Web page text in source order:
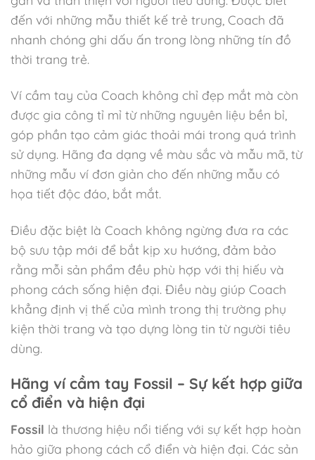
đến với những mẫu thiết kế trẻ trung, Coach đã
nhanh chóng ghi dấu ấn trong lòng những tín đồ
thời trang trẻ.
Ví cầm tay của Coach không chỉ đẹp mắt mà còn
được gia công tỉ mỉ từ những nguyên liệu bền bỉ,
góp phần tạo cảm giác thoải mái trong quá trình
sử dụng. Hãng đa dạng về màu sắc và mẫu mã, từ
những mẫu ví đơn giản cho đến những mẫu có
họa tiết độc đáo, bắt mắt.
Điều đặc biệt là Coach không ngừng đưa ra các
bộ sưu tập mới để bắt kịp xu hướng, đảm bảo
rằng mỗi sản phẩm đều phù hợp với thị hiếu và
phong cách sống hiện đại. Điều này giúp Coach
khẳng định vị thế của mình trong thị trường phụ
kiện thời trang và tạo dựng lòng tin từ người tiêu
dùng.
Hãng ví cầm tay Fossil – Sự kết hợp giữa
cổ điển và hiện đại
Fossil là thương hiệu nổi tiếng với sự kết hợp hoàn
hảo giữa phong cách cổ điển và hiện đại. Các sản